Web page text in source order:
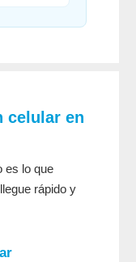
celular en
es lo que
rápido y